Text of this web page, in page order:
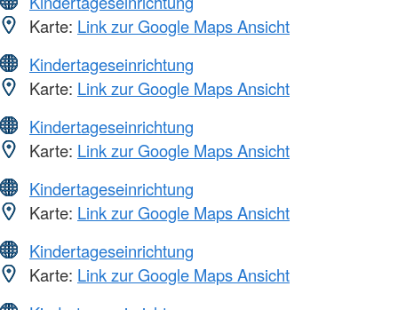
Karte: Link zur Google Maps Ansicht
Kindertageseinrichtung
Karte: Link zur Google Maps Ansicht
Kindertageseinrichtung
Karte: Link zur Google Maps Ansicht
Kindertageseinrichtung
Karte: Link zur Google Maps Ansicht
Kindertageseinrichtung
Karte: Link zur Google Maps Ansicht